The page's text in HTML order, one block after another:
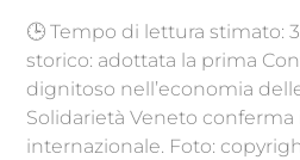
🕒 Tempo di lettura stimato:
storico: adottata la prima
dignitoso nell’economia
Solidarietà Veneto
internazionale. Foto: